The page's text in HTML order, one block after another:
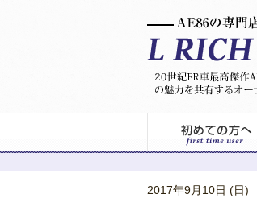
2017年9月10日 (日)